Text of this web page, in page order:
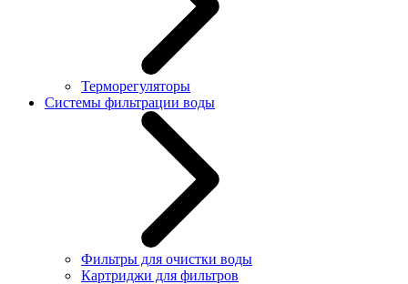
Терморегуляторы
Системы фильтрации воды
Фильтры для очистки воды
Картриджи для фильтров